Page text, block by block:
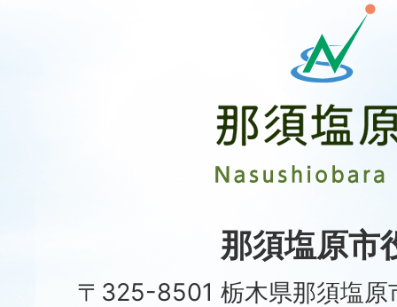
原
市
City
那須塩原市
〒325-8501 栃木県那須塩原